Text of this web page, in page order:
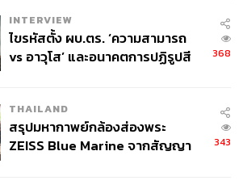
INTERVIEW
ไขรหัสตั้ง ผบ.ตร. ‘ความสามารถ
vs อาวุโส’ และอนาคตการปฏิรูปสี
368
THAILAND
สรุปมหากาพย์กล้องส่องพระ
ZEISS Blue Marine จากสัญญา
343